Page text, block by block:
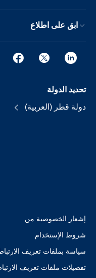
ابق على اطلاع
تحديد الدولة
دولة قطر (العربية)
إشعار الخصوصية من
شروط الإستخدام
سياسة بملفات تعريف الارتباط
تفضيلات ملفات تعريف الارتباط